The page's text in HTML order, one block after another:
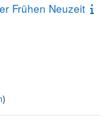
Frühen Neuzeit
)